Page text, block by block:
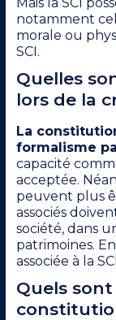
notamment
morale ou
SCI.
Quelles
lors de la
La
formalisme
capacité
acceptée.
peuvent plus
associés
société, dans
patrimoines.
associée à la
Quels